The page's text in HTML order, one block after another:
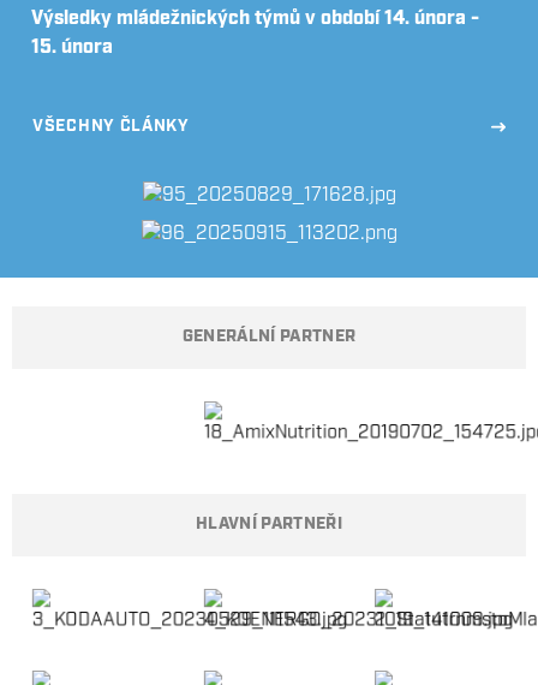
Výsledky mládežnických týmů v období 14. února -
15. února
VŠECHNY ČLÁNKY
GENERÁLNÍ PARTNER
HLAVNÍ PARTNEŘI